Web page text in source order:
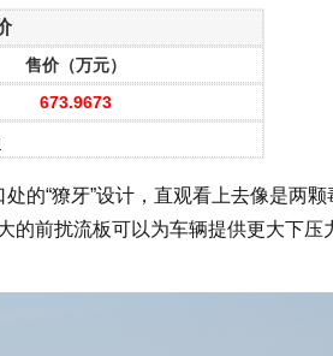
售价（万元）
673.9673
“獠牙”设计，直观看上去像是两颗
的前扰流板可以为车辆提供更大下压